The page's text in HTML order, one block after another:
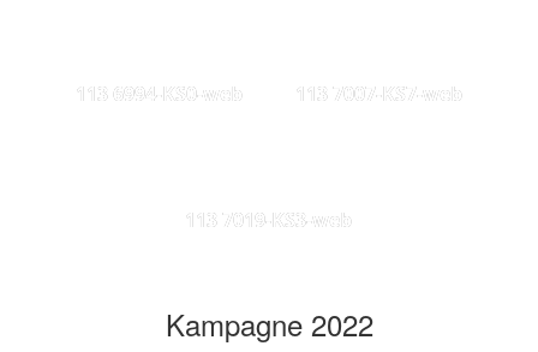
113 6994-KS0-web 113 7007-KS7-web
113 7019-KS3-web
Kampagne 2022